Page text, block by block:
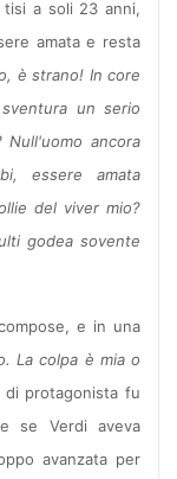
tisi a soli 23 anni,
amata e resta
è strano! In core
un serio
Null'uomo ancora
essere amata
del viver mio?
godea sovente
e in una
La colpa è mia o
di protagonista fu
se Verdi aveva
avanzata per